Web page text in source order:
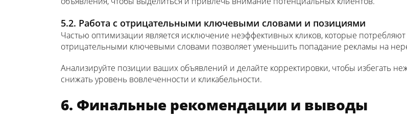
5.2. Работа с отрицательными ключевыми словами и позициями
Частью оптимизации является исключение неэффективных кликов, которые
отрицательными ключевыми словами позволяет уменьшить попадание рекламы на
Анализируйте позиции ваших объявлений и делайте корректировки, чтобы избегать
снижать уровень вовлеченности и кликабельности.
6. Финальные рекомендации и выводы